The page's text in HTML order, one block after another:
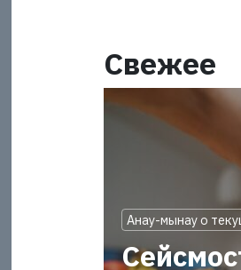
Свежее
Анау-мынау о